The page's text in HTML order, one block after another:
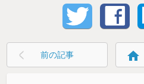
前の記事 home